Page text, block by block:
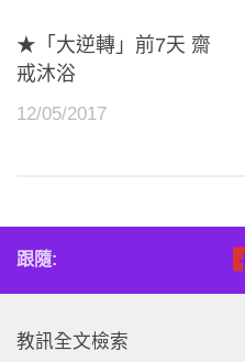
★「大逆轉」前7天 齋
戒沐浴
12/05/2017
跟隨:
教訊全文檢索